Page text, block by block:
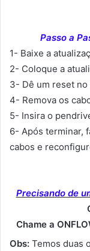
Passo a
1- Baixe a
2- Coloque a
3- Dê um reset no
4- Remova os
5- Insira o
6- Após terminar,
cabos e
Precisando de
Chame a
Obs: Temos duas